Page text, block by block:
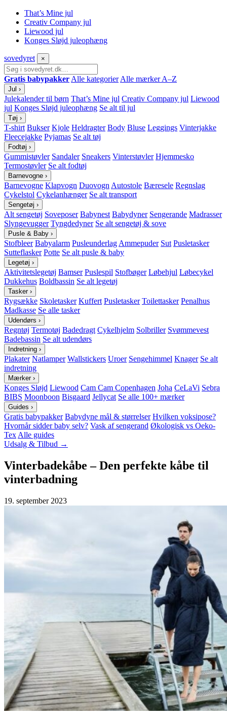
That’s Mine jul
Creativ Company jul
Liewood jul
Konges Sløjd juleophæng
sovedyret ×
Gratis babypakker Alle kategorier Alle mærker A–Z
Jul ›
Julekalender til børn That’s Mine jul Creativ Company jul Liewood
jul Konges Sløjd juleophæng Se alt til jul
Tøj ›
T-shirt Bukser Kjole Heldragter Body Bluse Leggings Vinterjakke
Fleecejakke Pyjamas Se alt tøj
Fodtøj ›
Gummistøvler Sandaler Sneakers Vinterstøvler Hjemmesko
Termostøvler Se alt fodtøj
Barnevogne ›
Barnevogne Klapvogn Duovogn Autostole Bæresele Regnslag
Cykelstol Cykelanhænger Se alt transport
Sengetøj ›
Alt sengetøj Soveposer Babynest Babydyner Sengerande Madrasser
Slyngevugger Tyngdedyner Se alt sengetøj & sove
Pusle & Baby ›
Stofbleer Babyalarm Pusleunderlag Ammepuder Sut Pusletasker
Sutteflasker Potte Se alt pusle & baby
Legetøj ›
Aktivitetslegetøj Bamser Puslespil Stofbøger Løbehjul Løbecykel
Dukkehus Boldbassin Se alt legetøj
Tasker ›
Rygsække Skoletasker Kuffert Pusletasker Toilettasker Penalhus
Madkasse Se alle tasker
Udendørs ›
Regntøj Termotøj Badedragt Cykelhjelm Solbriller Svømmevest
Badebassin Se alt udendørs
Indretning ›
Plakater Natlamper Wallstickers Uroer Sengehimmel Knager Se alt
indretning
Mærker ›
Konges Sløjd Liewood Cam Cam Copenhagen Joha CeLaVi Sebra
BIBS Moonboon Bisgaard Jellycat Se alle 100+ mærker
Guides ›
Gratis babypakker Babydyne mål & størrelser Hvilken voksipose?
Hvornår sidder baby selv? Vask af sengerand Økologisk vs Oeko-
Tex Alle guides
Udsalg & Tilbud →
Vinterbadekåbe – Den perfekte kåbe til
vinterbadning
19. september 2023